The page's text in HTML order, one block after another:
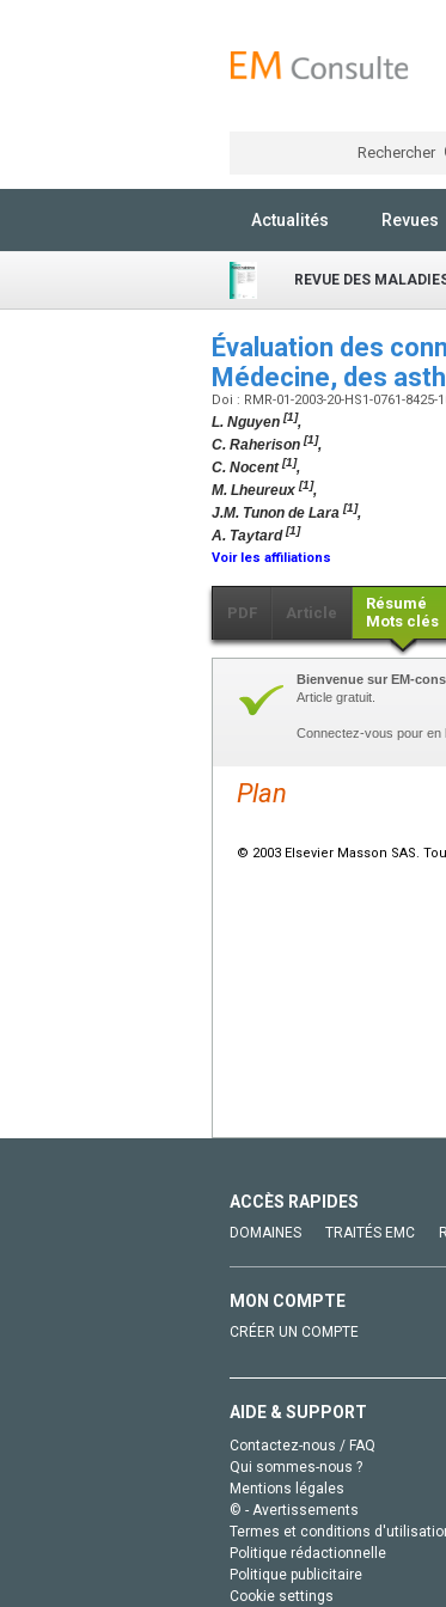
Rechercher
Actualités Revues
REVUE DES
Évaluation des
Médecine, des
Doi : RMR-01-2003-20-HS1-0761-8425-
L. Nguyen [1],
C. Raherison [1],
C. Nocent[1],
M. Lheureux [1],
J.M. Tunon de Lara [1],
A. Taytard[1]
Voir les affiliations
PDF Article
Résumé
Mots clés
Bienvenue sur EM-
Article gratuit.
Connectez-vous pour en
Plan
© 2003 Elsevier Masson SAS.
ACCÈS RAPIDES
DOMAINES TRAITÉS EMC
MON COMPTE
CRÉER UN COMPTE
AIDE & SUPPORT
Contactez-nous / FAQ
Qui sommes-nous ?
Mentions légales
© - Avertissements
Termes et conditions
Politique rédactionnelle
Politique publicitaire
Cookie settings